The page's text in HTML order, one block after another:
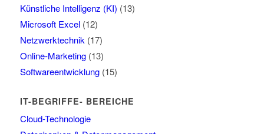
Künstliche Intelligenz (KI) (13)
Microsoft Excel(12)
Netzwerktechnik (17)
Online-Marketing(13)
Softwareentwicklung(15)
IT-BEGRIFFE- BEREICHE
Cloud-Technologie